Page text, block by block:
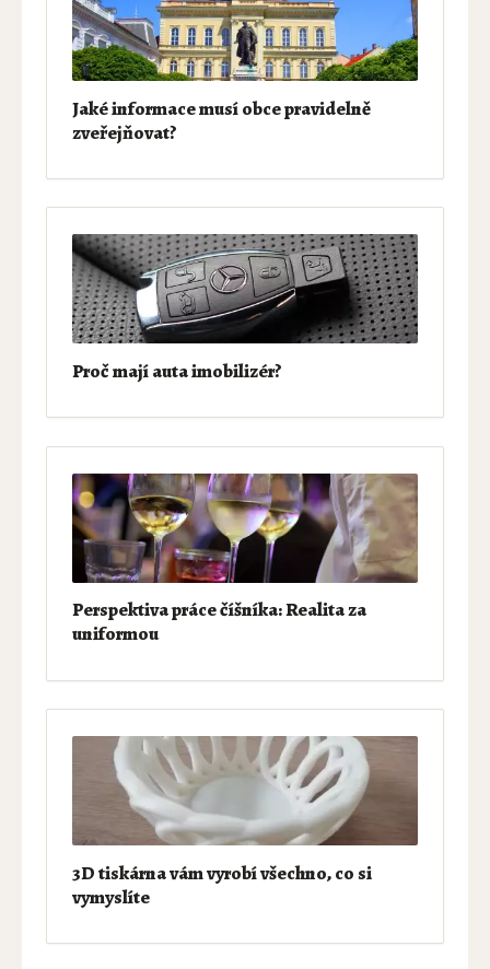
Jaké informace musí obce pravidelně
zveřejňovat?
Proč mají auta imobilizér?
Perspektiva práce číšníka: Realita za
uniformou
3D tiskárna vám vyrobí všechno, co si
vymyslíte